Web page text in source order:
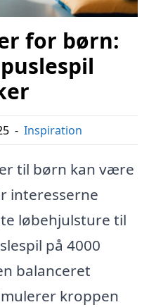
for børn:
- Inspiration
til børn kan være
interesserne
løbehjulsture til
på 4000
balanceret
kroppen